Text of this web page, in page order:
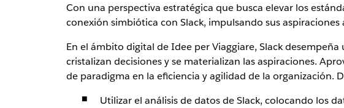
Con una perspectiva estratégica que busca elevar los
conexión simbiótica con Slack, impulsando sus aspiraciones
En el ámbito digital de Idee per Viaggiare, Slack
cristalizan decisiones y se materializan las aspiraciones.
de paradigma en la eficiencia y agilidad de la organización.
Utilizar el análisis de datos de Slack, colocando los